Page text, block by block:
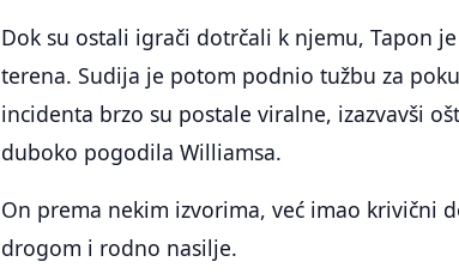
Dok su ostali igrači dotrčali k njemu, Tapon
terena. Sudija je potom podnio tužbu za
incidenta brzo su postale viralne, izazvavši
duboko pogodila Williamsa.
On prema nekim izvorima, već imao krivični
drogom i rodno nasilje.